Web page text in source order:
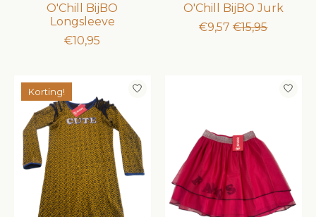
O'Chill BijBO
Longsleeve
€10,95
O'Chill BijBO Jurk
€9,57 €15,95
Korting!